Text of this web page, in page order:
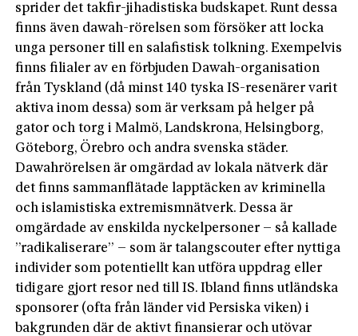
sprider det takfir-jihadistiska budskapet. Runt dessa
finns även dawah-rörelsen som försöker att locka
unga personer till en salafistisk tolkning. Exempelvis
finns filialer av en förbjuden Dawah-organisation
från Tyskland (då minst 140 tyska IS-resenärer varit
aktiva inom dessa) som är verksam på helger på
gator och torg i Malmö, Landskrona, Helsingborg,
Göteborg, Örebro och andra svenska städer.
Dawahrörelsen är omgärdad av lokala nätverk där
det finns sammanflätade lapptäcken av kriminella
och islamistiska extremismnätverk. Dessa är
omgärdade av enskilda nyckelpersoner – så kallade
”radikaliserare” – som är talangscouter efter nyttiga
individer som potentiellt kan utföra uppdrag eller
tidigare gjort resor ned till IS. Ibland finns utländska
sponsorer (ofta från länder vid Persiska viken) i
bakgrunden där de aktivt finansierar och utövar